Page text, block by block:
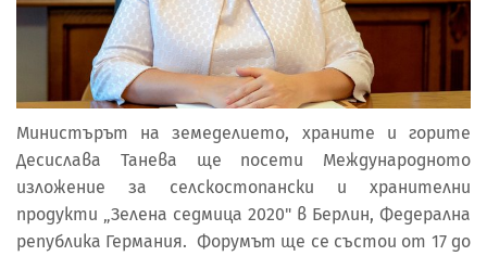
Министърът на земеделието, храните и горите
Десислава Танева ще посети Международното
изложение за селскостопански и хранителни
продукти „Зелена седмица 2020" в Берлин, Федерална
република Германия. Форумът ще се състои от 17 до